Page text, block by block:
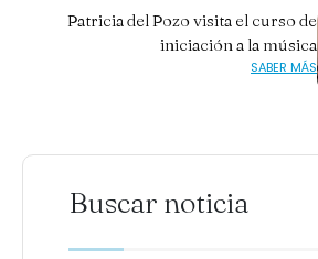
Patricia del Pozo visita el curso de
iniciación a la música
SABER MÁS
Buscar noticia